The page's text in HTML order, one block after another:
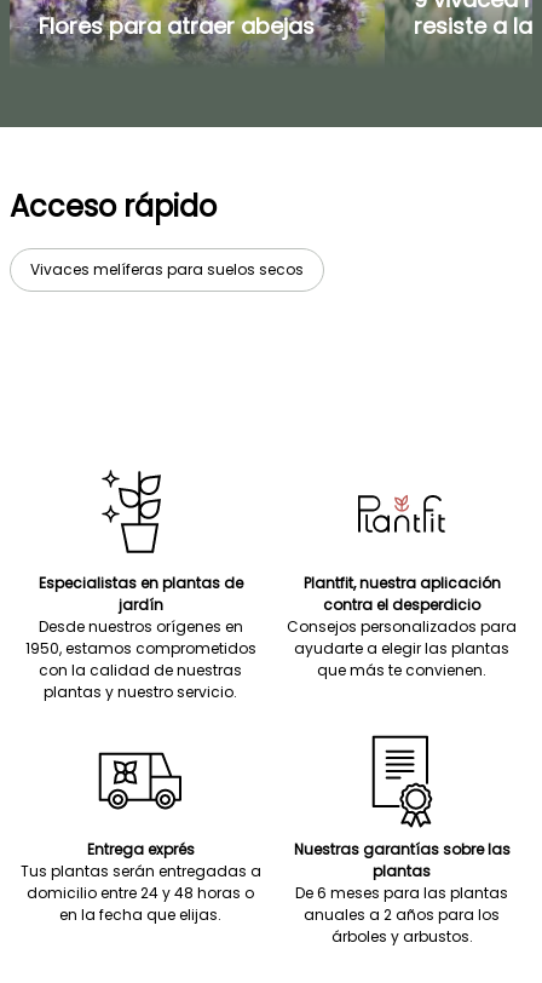
Flores para atraer abejas
resiste a la
Acceso rápido
Vivaces melíferas para suelos secos
Especialistas en plantas de
jardín
Desde nuestros orígenes en
1950, estamos comprometidos
con la calidad de nuestras
plantas y nuestro servicio.
Plantfit, nuestra aplicación
contra el desperdicio
Consejos personalizados para
ayudarte a elegir las plantas
que más te convienen.
Entrega exprés
Tus plantas serán entregadas a
domicilio entre 24 y 48 horas o
en la fecha que elijas.
Nuestras garantías sobre las
plantas
De 6 meses para las plantas
anuales a 2 años para los
árboles y arbustos.